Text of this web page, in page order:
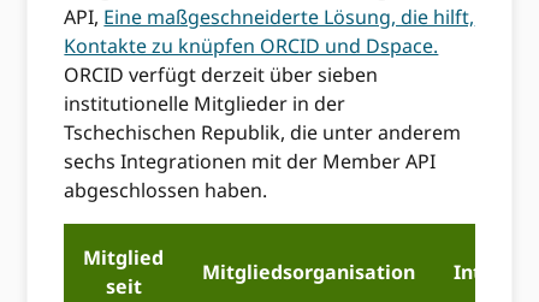
API, Eine maßgeschneiderte Lösung, die hilft,
Kontakte zu knüpfen ORCID und Dspace.
ORCID verfügt derzeit über sieben
institutionelle Mitglieder in der
Tschechischen Republik, die unter anderem
sechs Integrationen mit der Member API
abgeschlossen haben.
Mitglied
seit
Mitgliedsorganisation